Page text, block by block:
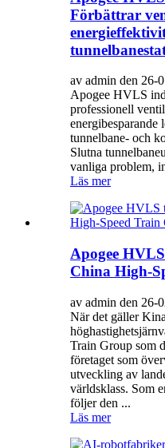
Förbättrar
av admin den 26-
Apogee HVLS
professionell
energibesparande
tunnelbane- och
Slutna
vanliga problem,
Läs mer
Apogee
China High-
av admin den 26-
När det gäller
Train Group som
företaget som
utveckling av
världsklass. Som
följer den ...
Läs mer